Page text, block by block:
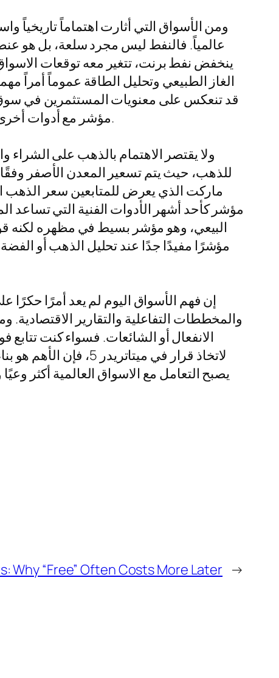
ومن الأسواق التي أثارت اهتماماً تاريخياً
عالمياً. فالنفط ليس مجرد سلعة، بل هو
ينخفض نفط برنت، تتغير معه توقعات
الغاز الطبيعي وتحليل الطاقة عموماً أمراً
يستطيع متابعة السلع والمؤشرات، ورسم السيناريوهات، واستخدام rsi مؤشر مع أدوات أخرى لتحديد الدخول والخروج.
ولا يقتصر الاهتمام بالذهب على الشراء
للذهب، حيث يتم تسعير المعدن الأصفر
البيعي، وهو مؤشر بسيط في مظهره لكنه
إن فهم الأسواق اليوم لم يعد أمرًا حكرًا
والمخططات التفاعلية والتقارير
الانفعال أو الشائعات. فسواء كنت
يصبح التعامل مع الاسواق العالمية أكثر
Why “Free” Often Costs More Later →